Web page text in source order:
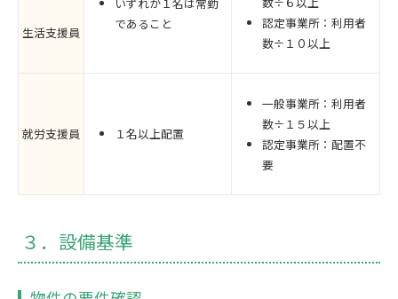
であること
認定事業所：利用者
数÷１０以上
生活支援員
就労支援員 １名以上配置
一般事業所：利用者
数÷１５以上
認定事業所：配置不
要
３．設備基準